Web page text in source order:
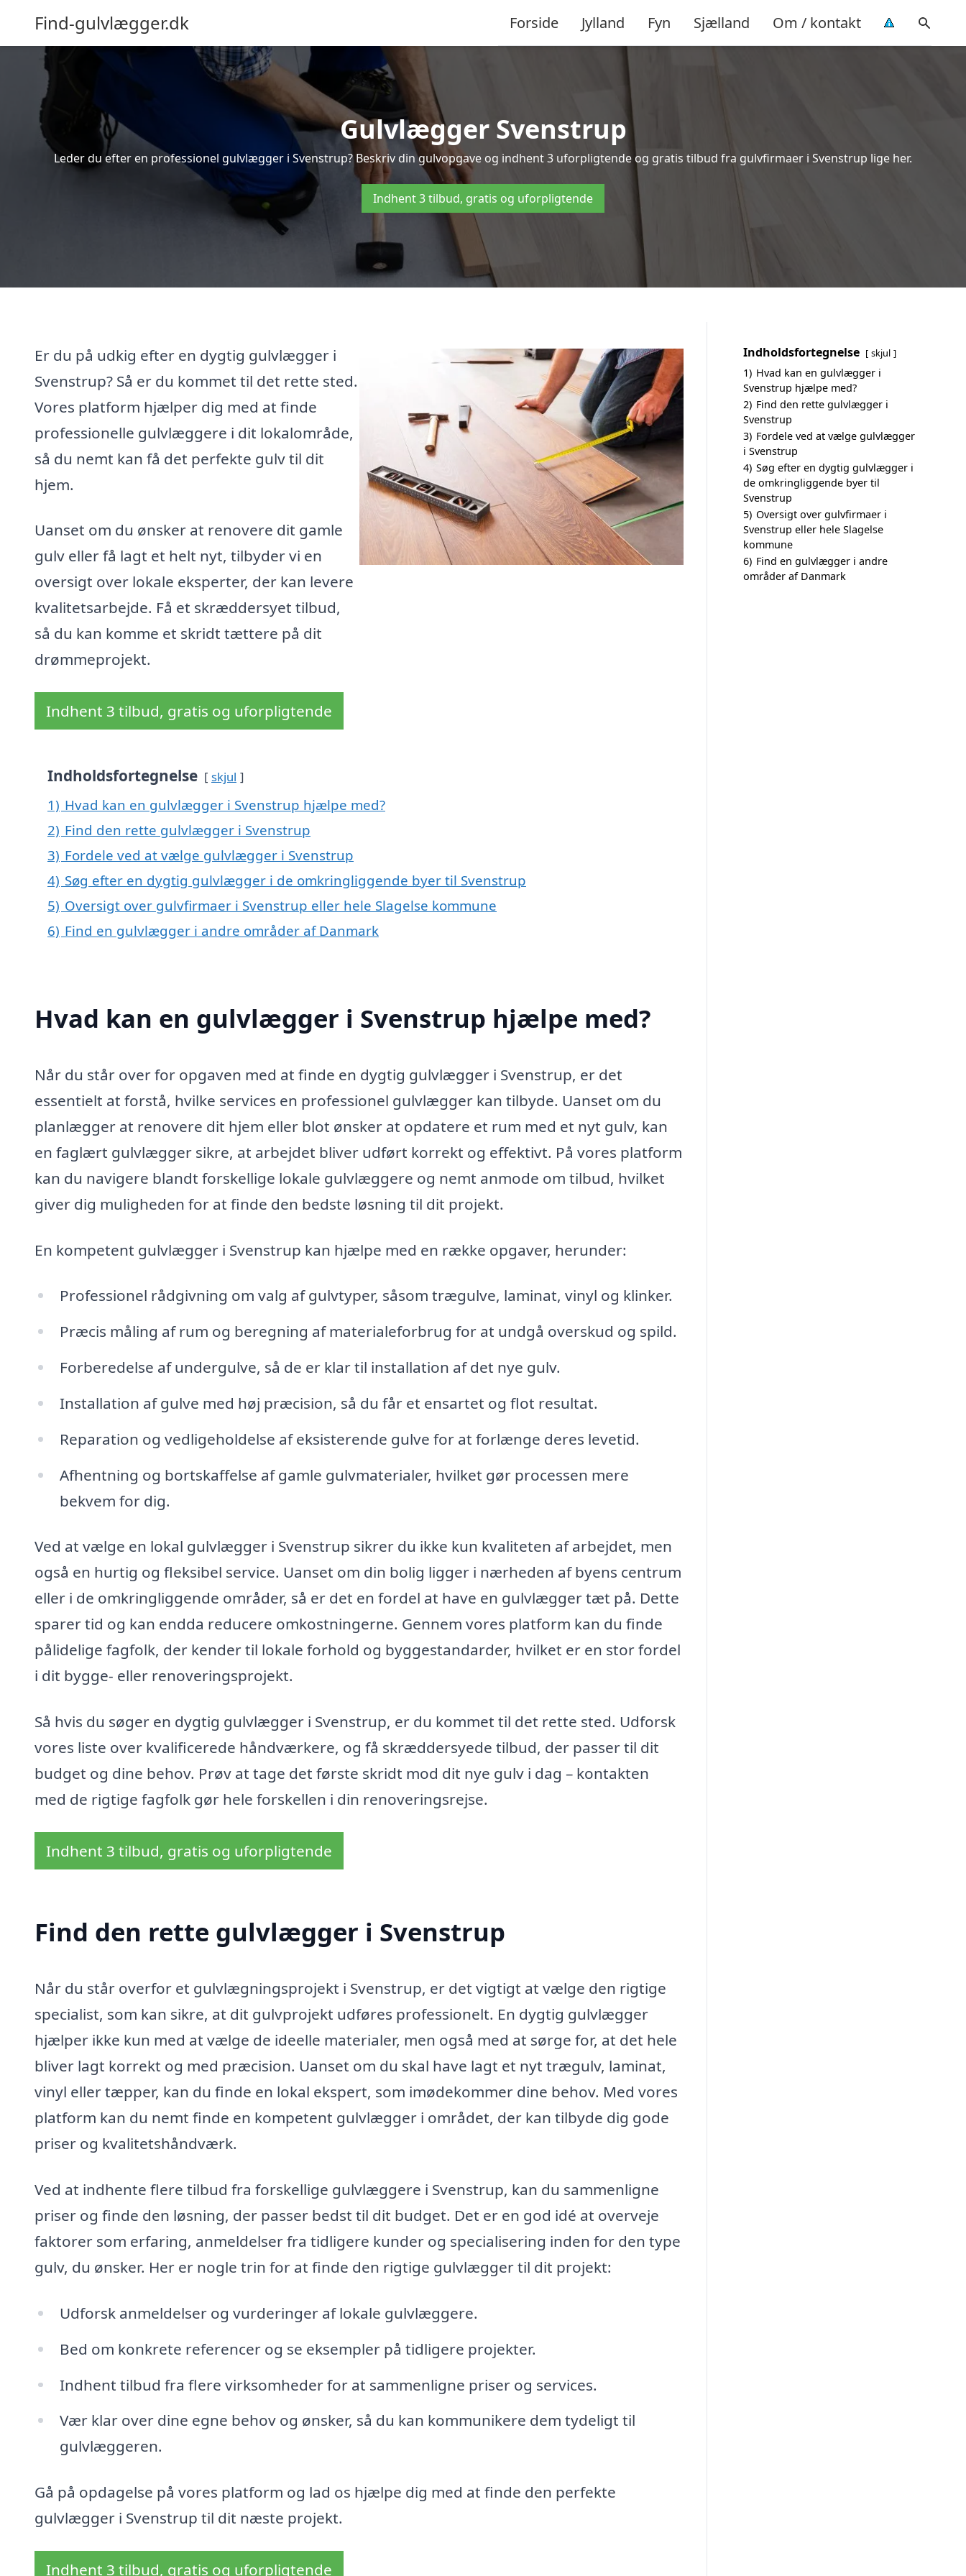
Find-gulvlægger.dk Forside Jylland Fyn Sjælland Om / kontakt
Gulvlægger Svenstrup
Leder du efter en professionel gulvlægger i Svenstrup? Beskriv din gulvopgave og indhent 3 uforpligtende og gratis tilbud fra gulvfirmaer i Svenstrup lige her.
Indhent 3 tilbud, gratis og uforpligtende
Er du på udkig efter en dygtig gulvlægger i
Svenstrup? Så er du kommet til det rette sted.
Vores platform hjælper dig med at finde
professionelle gulvlæggere i dit lokalområde,
så du nemt kan få det perfekte gulv til dit
hjem.
Uanset om du ønsker at renovere dit gamle
gulv eller få lagt et helt nyt, tilbyder vi en
oversigt over lokale eksperter, der kan levere
kvalitetsarbejde. Få et skræddersyet tilbud,
så du kan komme et skridt tættere på dit
drømmeprojekt.
Indhent 3 tilbud, gratis og uforpligtende
Indholdsfortegnelse skjul
1) Hvad kan en gulvlægger i Svenstrup hjælpe med?
2) Find den rette gulvlægger i Svenstrup
3) Fordele ved at vælge gulvlægger i Svenstrup
4) Søg efter en dygtig gulvlægger i de omkringliggende byer til Svenstrup
5) Oversigt over gulvfirmaer i Svenstrup eller hele Slagelse kommune
6) Find en gulvlægger i andre områder af Danmark
Hvad kan en gulvlægger i Svenstrup hjælpe med?
Når du står over for opgaven med at finde en dygtig gulvlægger i Svenstrup, er det
essentielt at forstå, hvilke services en professionel gulvlægger kan tilbyde. Uanset om du
planlægger at renovere dit hjem eller blot ønsker at opdatere et rum med et nyt gulv, kan
en faglært gulvlægger sikre, at arbejdet bliver udført korrekt og effektivt. På vores platform
kan du navigere blandt forskellige lokale gulvlæggere og nemt anmode om tilbud, hvilket
giver dig muligheden for at finde den bedste løsning til dit projekt.
En kompetent gulvlægger i Svenstrup kan hjælpe med en række opgaver, herunder:
Professionel rådgivning om valg af gulvtyper, såsom trægulve, laminat, vinyl og klinker.
Præcis måling af rum og beregning af materialeforbrug for at undgå overskud og spild.
Forberedelse af undergulve, så de er klar til installation af det nye gulv.
Installation af gulve med høj præcision, så du får et ensartet og flot resultat.
Reparation og vedligeholdelse af eksisterende gulve for at forlænge deres levetid.
Afhentning og bortskaffelse af gamle gulvmaterialer, hvilket gør processen mere
bekvem for dig.
Ved at vælge en lokal gulvlægger i Svenstrup sikrer du ikke kun kvaliteten af arbejdet, men
også en hurtig og fleksibel service. Uanset om din bolig ligger i nærheden af byens centrum
eller i de omkringliggende områder, så er det en fordel at have en gulvlægger tæt på. Dette
sparer tid og kan endda reducere omkostningerne. Gennem vores platform kan du finde
pålidelige fagfolk, der kender til lokale forhold og byggestandarder, hvilket er en stor fordel
i dit bygge- eller renoveringsprojekt.
Så hvis du søger en dygtig gulvlægger i Svenstrup, er du kommet til det rette sted. Udforsk
vores liste over kvalificerede håndværkere, og få skræddersyede tilbud, der passer til dit
budget og dine behov. Prøv at tage det første skridt mod dit nye gulv i dag – kontakten
med de rigtige fagfolk gør hele forskellen i din renoveringsrejse.
Indhent 3 tilbud, gratis og uforpligtende
Find den rette gulvlægger i Svenstrup
Når du står overfor et gulvlægningsprojekt i Svenstrup, er det vigtigt at vælge den rigtige
specialist, som kan sikre, at dit gulvprojekt udføres professionelt. En dygtig gulvlægger
hjælper ikke kun med at vælge de ideelle materialer, men også med at sørge for, at det hele
bliver lagt korrekt og med præcision. Uanset om du skal have lagt et nyt trægulv, laminat,
vinyl eller tæpper, kan du finde en lokal ekspert, som imødekommer dine behov. Med vores
platform kan du nemt finde en kompetent gulvlægger i området, der kan tilbyde dig gode
priser og kvalitetshåndværk.
Ved at indhente flere tilbud fra forskellige gulvlæggere i Svenstrup, kan du sammenligne
priser og finde den løsning, der passer bedst til dit budget. Det er en god idé at overveje
faktorer som erfaring, anmeldelser fra tidligere kunder og specialisering inden for den type
gulv, du ønsker. Her er nogle trin for at finde den rigtige gulvlægger til dit projekt:
Udforsk anmeldelser og vurderinger af lokale gulvlæggere.
Bed om konkrete referencer og se eksempler på tidligere projekter.
Indhent tilbud fra flere virksomheder for at sammenligne priser og services.
Vær klar over dine egne behov og ønsker, så du kan kommunikere dem tydeligt til
gulvlæggeren.
Gå på opdagelse på vores platform og lad os hjælpe dig med at finde den perfekte
gulvlægger i Svenstrup til dit næste projekt.
Indhent 3 tilbud, gratis og uforpligtende
Indholdsfortegnelse skjul
1) Hvad kan en gulvlægger i
Svenstrup hjælpe med?
2) Find den rette gulvlægger i
Svenstrup
3) Fordele ved at vælge gulvlægger
i Svenstrup
4) Søg efter en dygtig gulvlægger i
de omkringliggende byer til
Svenstrup
5) Oversigt over gulvfirmaer i
Svenstrup eller hele Slagelse
kommune
6) Find en gulvlægger i andre
områder af Danmark